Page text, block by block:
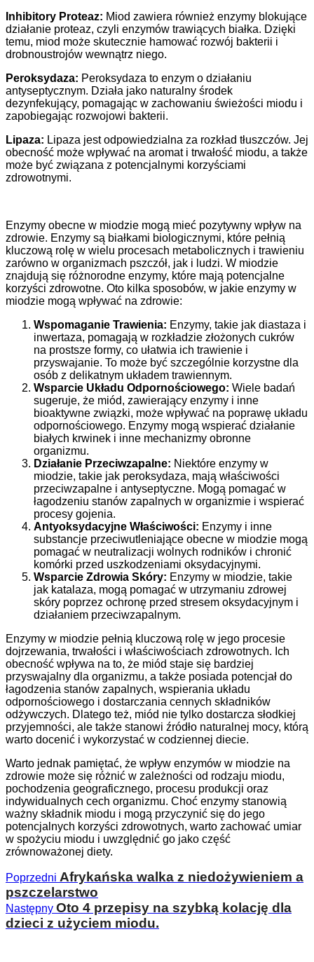
Inhibitory Proteaz: Miod zawiera również enzymy blokujące
działanie proteaz, czyli enzymów trawiących białka. Dzięki
temu, miod może skutecznie hamować rozwój bakterii i
drobnoustrojów wewnątrz niego.
Peroksydaza: Peroksydaza to enzym o działaniu
antyseptycznym. Działa jako naturalny środek
dezynfekujący, pomagając w zachowaniu świeżości miodu i
zapobiegając rozwojowi bakterii.
Lipaza: Lipaza jest odpowiedzialna za rozkład tłuszczów. Jej
obecność może wpływać na aromat i trwałość miodu, a także
może być związana z potencjalnymi korzyściami
zdrowotnymi.
Enzymy obecne w miodzie mogą mieć pozytywny wpływ na
zdrowie. Enzymy są białkami biologicznymi, które pełnią
kluczową rolę w wielu procesach metabolicznych i trawieniu
zarówno w organizmach pszczół, jak i ludzi. W miodzie
znajdują się różnorodne enzymy, które mają potencjalne
korzyści zdrowotne. Oto kilka sposobów, w jakie enzymy w
miodzie mogą wpływać na zdrowie:
Wspomaganie Trawienia: Enzymy, takie jak diastaza i
inwertaza, pomagają w rozkładzie złożonych cukrów
na prostsze formy, co ułatwia ich trawienie i
przyswajanie. To może być szczególnie korzystne dla
osób z delikatnym układem trawiennym.
Wsparcie Układu Odpornościowego: Wiele badań
sugeruje, że miód, zawierający enzymy i inne
bioaktywne związki, może wpływać na poprawę układu
odpornościowego. Enzymy mogą wspierać działanie
białych krwinek i inne mechanizmy obronne
organizmu.
Działanie Przeciwzapalne: Niektóre enzymy w
miodzie, takie jak peroksydaza, mają właściwości
przeciwzapalne i antyseptyczne. Mogą pomagać w
łagodzeniu stanów zapalnych w organizmie i wspierać
procesy gojenia.
Antyoksydacyjne Właściwości: Enzymy i inne
substancje przeciwutleniające obecne w miodzie mogą
pomagać w neutralizacji wolnych rodników i chronić
komórki przed uszkodzeniami oksydacyjnymi.
Wsparcie Zdrowia Skóry: Enzymy w miodzie, takie
jak katalaza, mogą pomagać w utrzymaniu zdrowej
skóry poprzez ochronę przed stresem oksydacyjnym i
działaniem przeciwzapalnym.
Enzymy w miodzie pełnią kluczową rolę w jego procesie
dojrzewania, trwałości i właściwościach zdrowotnych. Ich
obecność wpływa na to, że miód staje się bardziej
przyswajalny dla organizmu, a także posiada potencjał do
łagodzenia stanów zapalnych, wspierania układu
odpornościowego i dostarczania cennych składników
odżywczych. Dlatego też, miód nie tylko dostarcza słodkiej
przyjemności, ale także stanowi źródło naturalnej mocy, którą
warto docenić i wykorzystać w codziennej diecie.
Warto jednak pamiętać, że wpływ enzymów w miodzie na
zdrowie może się różnić w zależności od rodzaju miodu,
pochodzenia geograficznego, procesu produkcji oraz
indywidualnych cech organizmu. Choć enzymy stanowią
ważny składnik miodu i mogą przyczynić się do jego
potencjalnych korzyści zdrowotnych, warto zachować umiar
w spożyciu miodu i uwzględnić go jako część
zrównoważonej diety.
Poprzedni Afrykańska walka z niedożywieniem a
pszczelarstwo
Następny Oto 4 przepisy na szybką kolację dla
dzieci z użyciem miodu.